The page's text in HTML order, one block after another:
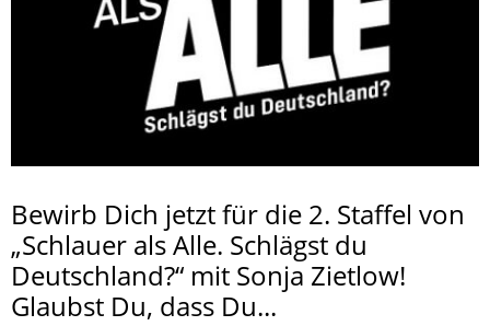
Bewirb Dich jetzt für die 2. Staffel von
„Schlauer als Alle. Schlägst du
Deutschland?“ mit Sonja Zietlow!
Glaubst Du, dass Du...